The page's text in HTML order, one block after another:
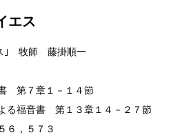
エス
ス｣ 牧師 藤掛順一
第７章１－１４節
よる福音書 第１３章１４－２７節
６，５７３